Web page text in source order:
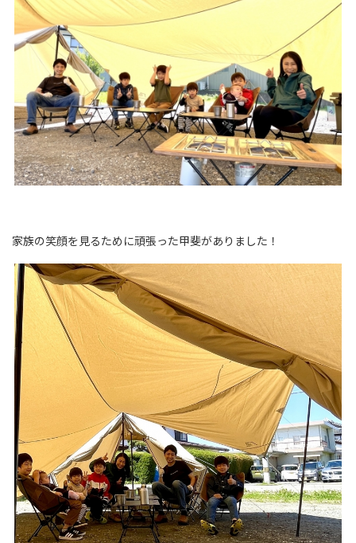
家族の笑顔を見るために頑張った甲斐がありました！